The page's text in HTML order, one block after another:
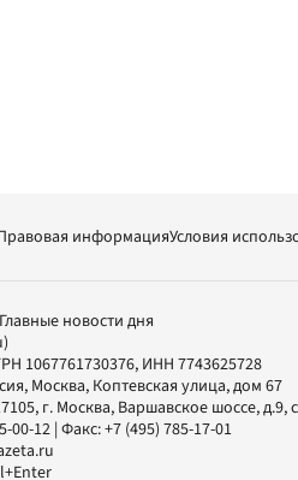
информацияУсловия
новости дня
1067761730376, ИНН 7743625728
Москва, Коптевская улица, дом 67
, г. Москва, Варшавское шоссе, д.9,
00-12 | Факс:+7 (495) 785-17-01